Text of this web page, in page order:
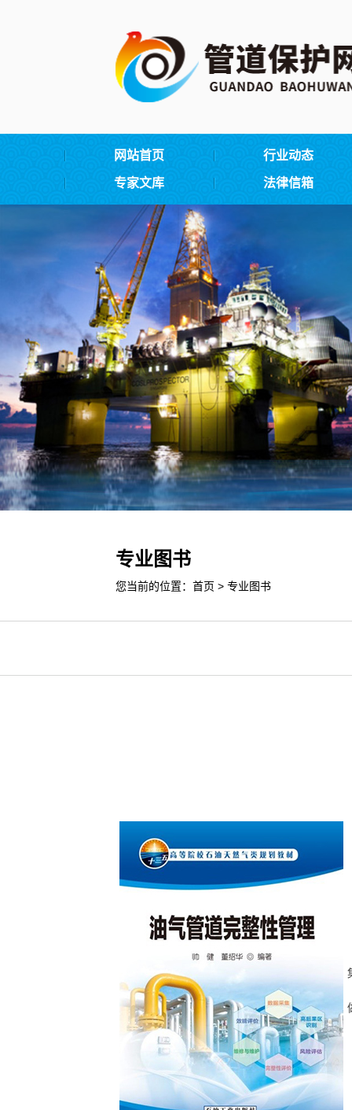
网站首页 行业动态
专家文库 法律信箱
专业图书
您当前的位置： 首页 > 专业图书